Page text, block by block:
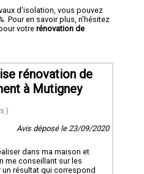
d'isolation, vous pouvez
Pour en savoir plus, n'hésitez
votre rénovation de
rénovation de
à Mutigney
)
Avis déposé le 23/09/2020
dans ma maison et
me conseillant sur les
résultat qui correspond